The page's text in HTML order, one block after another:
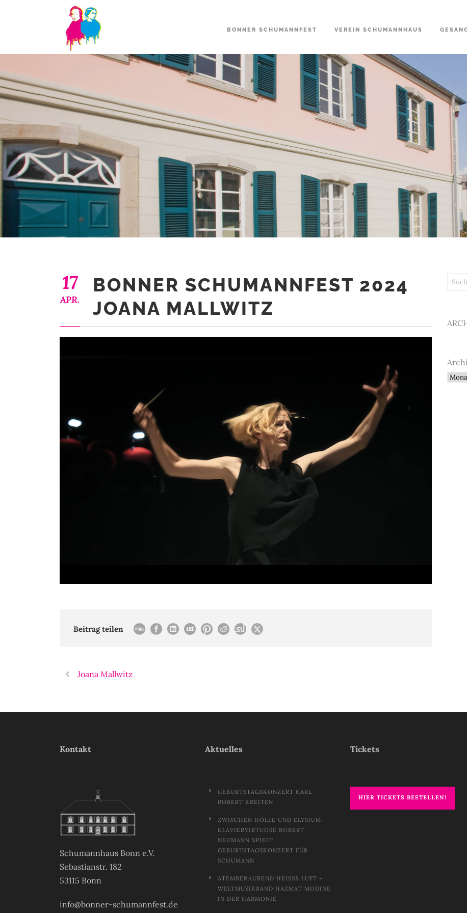
BONNER SCHUMANNFEST VEREIN SCHUMANNHAUS
17
APR.
BONNER SCHUMANNFEST 2024
JOANA MALLWITZ
Beitrag teilen
Joana Mallwitz
Kontakt
Schumannhaus Bonn e.V.
Sebastianstr. 182
53115 Bonn
info@bonner-schumannfest.de
Aktuelles
GEBURTSTAGSKONZERT KARL-
ROBERT KREITEN
ZWISCHEN HÖLLE UND ELYSIUM:
KLAVIERVIRTUOSE ROBERT
NEUMANN SPIELT
GEBURTSTAGSKONZERT FÜR
SCHUMANN
ATEMBERAUBEND HEISSE LUFT – W
ELTMUSIKBAND HAZMAT MODINE I
N DER HARMONIE
Tickets
HIER TICKETS BESTELLEN!